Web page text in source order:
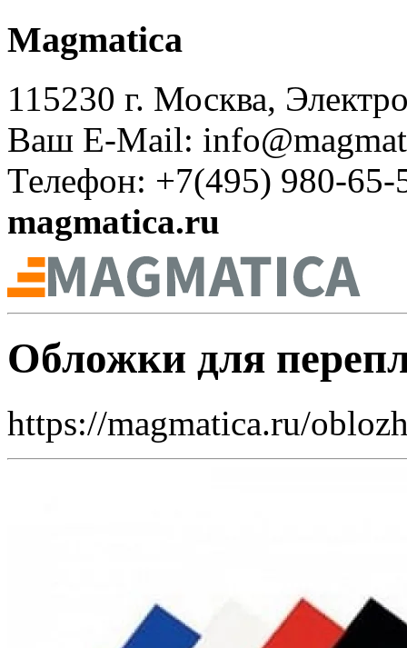
Magmatica
115230 г. Москва,
Ваш E-Mail:
Телефон: +7(495) 980-65-
magmatica.ru
Обложки для
https://magmatica.ru/